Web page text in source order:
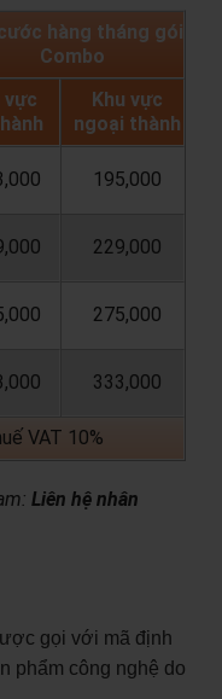
hàng tháng gói
Combo
vực
Khu vực
ngoại thành
195,000
229,000
275,000
333,000
VAT 10%
Liên hệ nhân
gọi với mã định
phẩm công nghệ do